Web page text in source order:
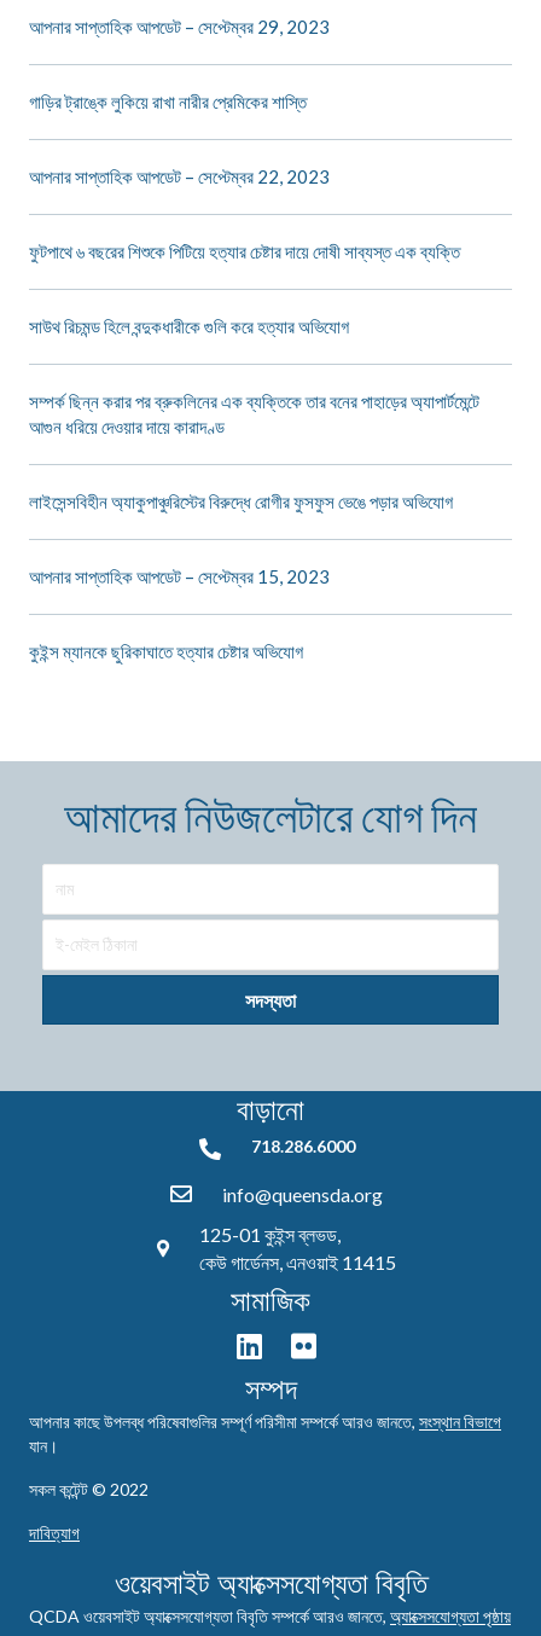
আপনার সাপ্তাহিক আপডেট – সেপ্টেম্বর 29, 2023
গাড়ির ট্রাঙ্কে লুকিয়ে রাখা নারীর প্রেমিকের শাস্তি
আপনার সাপ্তাহিক আপডেট – সেপ্টেম্বর 22, 2023
ফুটপাথে ৬ বছরের শিশুকে পিটিয়ে হত্যার চেষ্টার দায়ে দোষী সাব্যস্ত এক ব্যক্তি
সাউথ রিচমন্ড হিলে বন্দুকধারীকে গুলি করে হত্যার অভিযোগ
সম্পর্ক ছিন্ন করার পর ব্রুকলিনের এক ব্যক্তিকে তার বনের পাহাড়ের অ্যাপার্টমেন্টে
আগুন ধরিয়ে দেওয়ার দায়ে কারাদণ্ড
লাইসেন্সবিহীন অ্যাকুপাঞ্চুরিস্টের বিরুদ্ধে রোগীর ফুসফুস ভেঙে পড়ার অভিযোগ
আপনার সাপ্তাহিক আপডেট – সেপ্টেম্বর 15, 2023
কুইন্স ম্যানকে ছুরিকাঘাতে হত্যার চেষ্টার অভিযোগ
আমাদের নিউজলেটারে যোগ দিন
সদস্যতা
বাড়ানো
718.286.6000718.286.6000
info@queensda.org
125-01 কুইন্স ব্লভড,
কেউ গার্ডেনস, এনওয়াই 11415
সামাজিক
সম্পদ
আপনার কাছে উপলব্ধ পরিষেবাগুলির সম্পূর্ণ পরিসীমা সম্পর্কে আরও জানতে, সংস্থান বিভাগে
যান।
সকল কন্টেন্ট © 2022
দাবিত্যাগ
ওয়েবসাইট অ্যাক্সেসযোগ্যতা বিবৃতি
QCDA ওয়েবসাইট অ্যাক্সেসযোগ্যতা বিবৃতি সম্পর্কে আরও জানতে, অ্যাক্সেসযোগ্যতা পৃষ্ঠায়